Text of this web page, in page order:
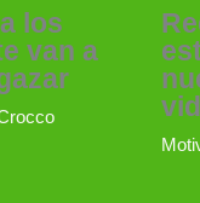
los
van a